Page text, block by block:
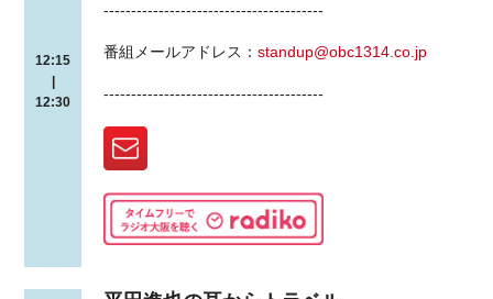
12:15
12:30
----------------------------------------
番組メールアドレス：standup@obc1314.co.jp
----------------------------------------